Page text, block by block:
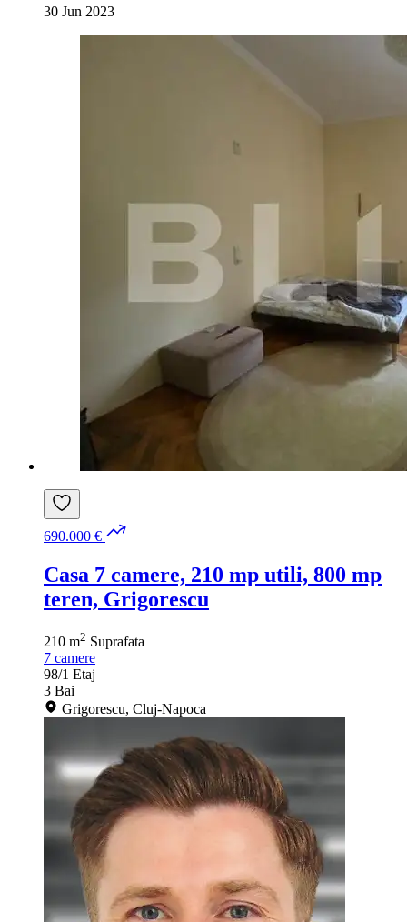
30 Jun 2023
690.000 €
Casa 7 camere, 210 mp utili, 800 mp
teren, Grigorescu
210 m2 Suprafata
7 camere
98/1 Etaj
3 Bai
Grigorescu, Cluj-Napoca